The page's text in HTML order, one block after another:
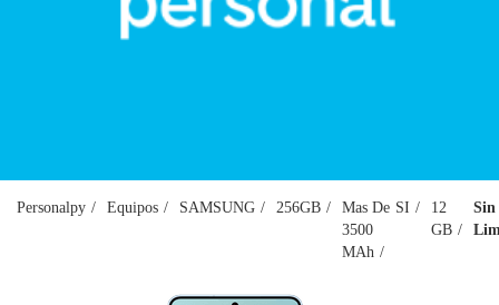
Personalpy Equipos SAMSUNG 256GB
Mas De
3500
MAh
SI
12
GB
Sin